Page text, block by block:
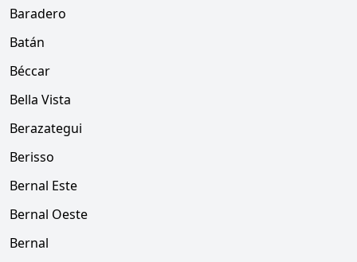
Baradero
Batán
Béccar
Bella Vista
Berazategui
Berisso
Bernal Este
Bernal Oeste
Bernal